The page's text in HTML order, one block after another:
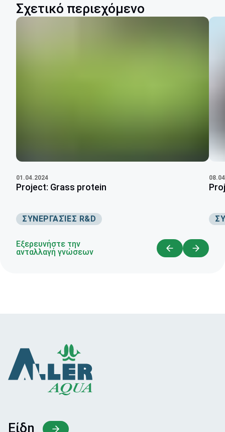
Σχετικό περιεχόμενο
01.04.2024
Project: Grass protein
ΣΥΝΕΡΓΑΣΊΕΣ R&D
Εξερευνήστε την
ανταλλαγή γνώσεων
Είδη